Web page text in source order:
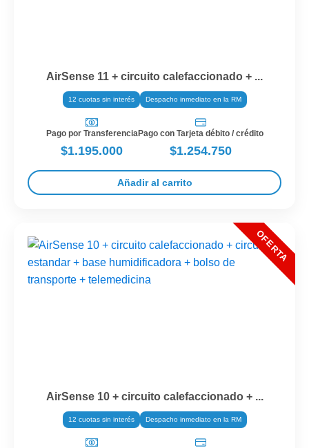
AirSense 11 + circuito calefaccionado + ...
12 cuotas sin interés Despacho inmediato en la RM
Pago por Transferencia
$1.195.000
Pago con Tarjeta débito / crédito
$1.254.750
Añadir al carrito
AirSense 10 + circuito calefaccionado + ...
12 cuotas sin interés Despacho inmediato en la RM